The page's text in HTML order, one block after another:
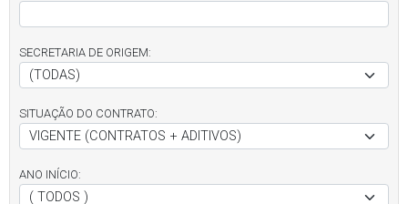
SECRETARIA DE ORIGEM:
SITUAÇÃO DO CONTRATO:
ANO INÍCIO: